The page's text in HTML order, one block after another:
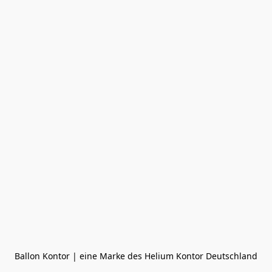
Ballon Kontor | eine Marke des Helium Kontor Deutschland